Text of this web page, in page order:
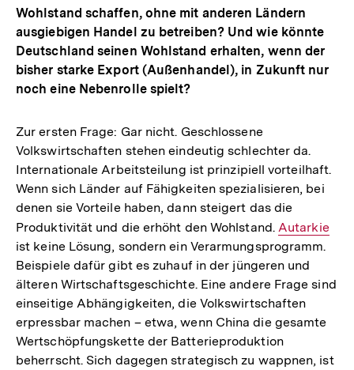
Wohlstand schaffen, ohne mit anderen Ländern
ausgiebigen Handel zu betreiben? Und wie könnte
Deutschland seinen Wohlstand erhalten, wenn der
bisher starke Export (Außenhandel), in Zukunft nur
noch eine Nebenrolle spielt?
Zur ersten Frage: Gar nicht. Geschlossene
Volkswirtschaften stehen eindeutig schlechter da.
Internationale Arbeitsteilung ist prinzipiell vorteilhaft.
Wenn sich Länder auf Fähigkeiten spezialisieren, bei
denen sie Vorteile haben, dann steigert das die
Produktivität und die erhöht den Wohlstand. Interner
Link:
Autarkie
ist keine Lösung, sondern ein Verarmungsprogramm.
Beispiele dafür gibt es zuhauf in der jüngeren und
älteren Wirtschaftsgeschichte. Eine andere Frage sind
einseitige Abhängigkeiten, die Volkswirtschaften
erpressbar machen – etwa, wenn China die gesamte
Wertschöpfungskette der Batterieproduktion
beherrscht. Sich dagegen strategisch zu wappnen, ist